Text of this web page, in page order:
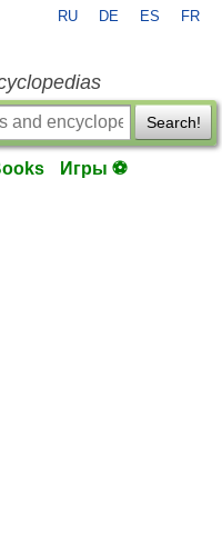
RU DE ES FR
Search!
Игры ⚽